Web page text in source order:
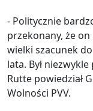
- Politycznie
przekonany, że
wielki szacunek
lata. Był
Rutte powiedział
Wolności PVV.